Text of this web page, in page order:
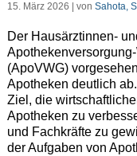
15. März 2026 | von Sahota,
Der Hausärztinnen-
(ApoVWG)
Apotheken deutlich
Ziel, die
Apotheken zu
und Fachkräfte zu
der Aufgaben von